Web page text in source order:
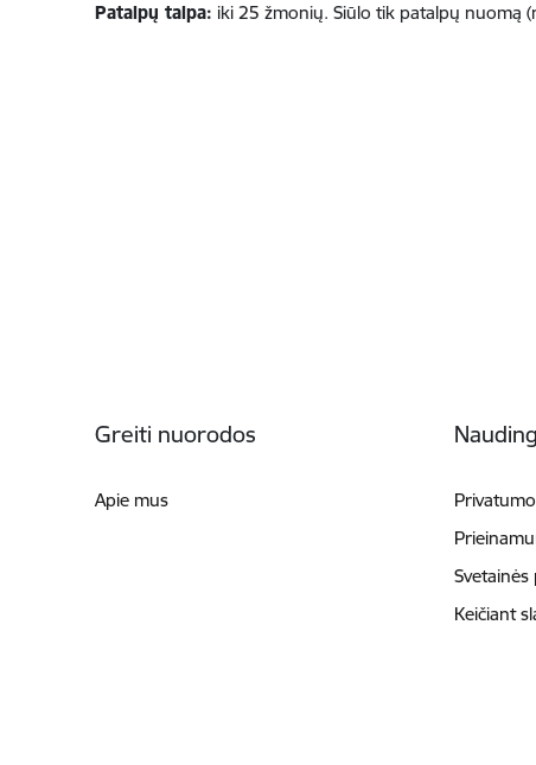
Patalpų talpa: iki 25 žmonių. Siūlo tik patalpų nuomą
Greiti nuorodos
Apie mus
Svetainės
Keičiant